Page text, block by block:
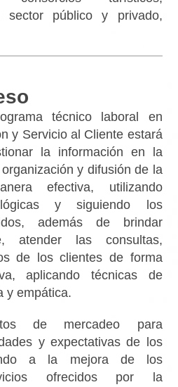
sector público y privado,
técnico laboral en
y Servicio al Cliente estará
la información en la
y difusión de la
efectiva, utilizando
y siguiendo los
además de brindar
atender las consultas,
de los clientes de forma
aplicando técnicas de
y empática.
de mercadeo para
y expectativas de los
a la mejora de los
ofrecidos por la